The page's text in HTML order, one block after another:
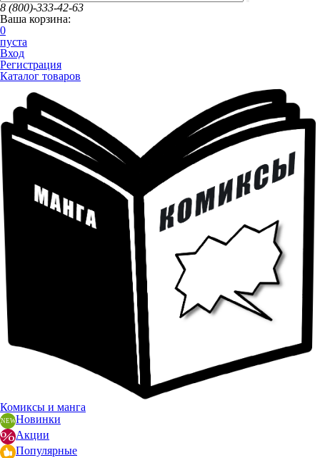
8 (800)-333-42-63
Ваша корзина:
0
пуста
Вход
Регистрация
Каталог товаров
Комиксы и манга
Новинки
Акции
Популярные